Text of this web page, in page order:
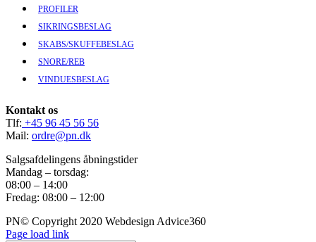
PROFILER
SIKRINGSBESLAG
SKABS/SKUFFEBESLAG
SNORE/REB
VINDUESBESLAG
Kontakt os
Tlf: +45 96 45 56 56
Mail: ordre@pn.dk
Salgsafdelingens åbningstider
Mandag – torsdag:
08:00 – 14:00
Fredag: 08:00 – 12:00
PN© Copyright 2020 Webdesign Advice360
Page load link